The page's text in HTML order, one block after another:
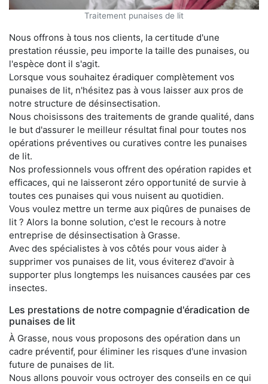
Traitement punaises de lit
Nous offrons à tous nos clients, la certitude d'une
prestation réussie, peu importe la taille des punaises, ou
l'espèce dont il s'agit.
Lorsque vous souhaitez éradiquer complètement vos
punaises de lit, n'hésitez pas à vous laisser aux pros de
notre structure de désinsectisation.
Nous choisissons des traitements de grande qualité, dans
le but d'assurer le meilleur résultat final pour toutes nos
opérations préventives ou curatives contre les punaises
de lit.
Nos professionnels vous offrent des opération rapides et
efficaces, qui ne laisseront zéro opportunité de survie à
toutes ces punaises qui vous nuisent au quotidien.
Vous voulez mettre un terme aux piqûres de punaises de
lit ? Alors la bonne solution, c'est le recours à notre
entreprise de désinsectisation à Grasse.
Avec des spécialistes à vos côtés pour vous aider à
supprimer vos punaises de lit, vous éviterez d'avoir à
supporter plus longtemps les nuisances causées par ces
insectes.
Les prestations de notre compagnie d'éradication de
punaises de lit
À Grasse, nous vous proposons des opération dans un
cadre préventif, pour éliminer les risques d'une invasion
future de punaises de lit.
Nous allons pouvoir vous octroyer des conseils en ce qui